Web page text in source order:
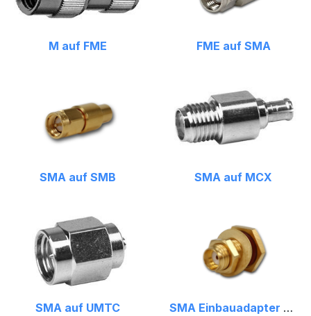
M auf FME FME auf SMA
SMA auf SMB SMA auf MCX
SMA auf UMTC SMA Einbauadapter auf U.FL